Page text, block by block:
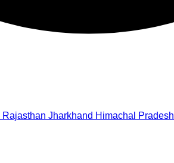
Rajasthan Jharkhand Himachal Pradesh